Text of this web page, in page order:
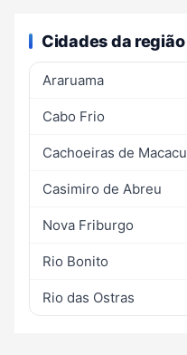
Cidades da região
Araruama
Cabo Frio
Cachoeiras de Macacu
Casimiro de Abreu
Nova Friburgo
Rio Bonito
Rio das Ostras